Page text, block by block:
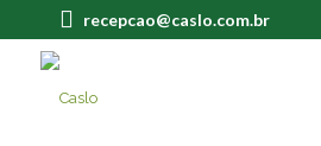
recepcao@caslo.com.br